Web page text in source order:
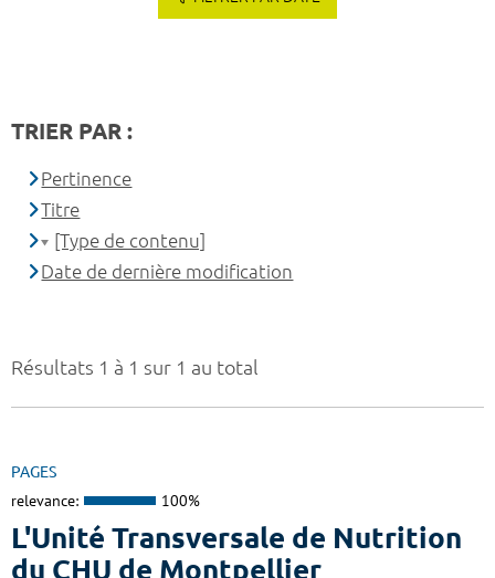
Résultats 1 à 1 sur 1 au total
PAGES
relevance: 100%
L'Unité Transversale de Nutrition
du CHU de Montpellier
TRIER PAR :
Pertinence
Titre
[Type de contenu]
Date de dernière modification